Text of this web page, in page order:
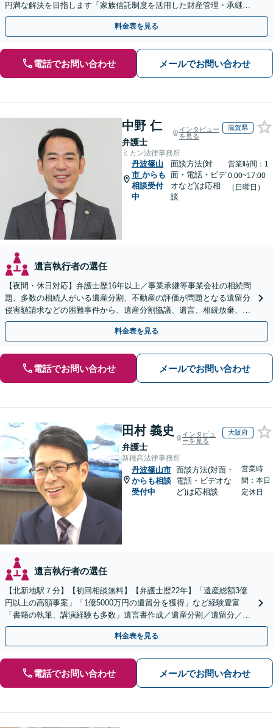
円満な解決を目指します「家族信託制度を活用した財産管理・承継プ
ランのご提案」「次世代へ想いを託す円滑な事業承継」
料金表を見る
電話でお問い合わせ メールでお問い合わせ
中野 仁
弁護士
インタビュー
を見る
滋賀県
ミカン法律事務所
丹波篠山
市 からも
相談受付
中
面談方法(対
面・電話・ビデ
オなど)は応相
談
営業時間：1
0:00~17:00
（日曜日）
遺言執行者の選任
【夜間・休日対応】弁護士歴16年以上／事業承継等事業会社の相続問
題、多数の相続人がいる遺産分割、不動産の評価が問題となる遺留分
侵害額請求などの困難事件から、遺産分割協議、遺言、相続放棄、使
途不明金の調査まで、全般の経験豊富【JR草津駅2分】
料金表を見る
電話でお問い合わせ メールでお問い合わせ
田村 義史
弁護士
インタビュ
ーを見る
大阪府
新穂高法律事務所
丹波篠山市
からも相談
受付中
面談方法(対面・
電話・ビデオな
ど)は応相談
営業時
間：本日
定休日
遺言執行者の選任
【北新地駅７分】【初回相談無料】【弁護士歴22年】「遺産総額3億
円以上の高額事案」「1億5000万円の遺留分を獲得」など経験豊富
「書籍の執筆、講演経験も多数」遺言書作成／遺産分割／遺留分／相
続放棄など【休日・夜間面談可】【完全個室対応】
料金表を見る
電話でお問い合わせ メールでお問い合わせ